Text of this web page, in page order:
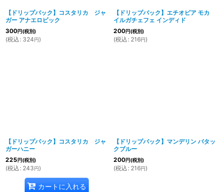
【ドリップバック】コスタリカ ジャ
ガー アナエロビック
300円(税別)
(税込 : 324円)
【ドリップバック】エチオピア モカ
イルガチェフェ インディド
200円(税別)
(税込 : 216円)
【ドリップバック】コスタリカ ジャ
ガーハニー
225円(税別)
(税込 : 243円)
カートに入れる
【ドリップバック】マンデリン バタッ
クブルー
200円(税別)
(税込 : 216円)